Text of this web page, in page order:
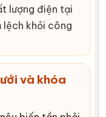
lượng điện tại
lệch khỏi công
và khóa